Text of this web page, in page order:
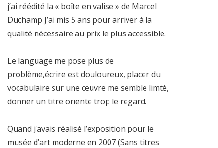
j’ai réédité la « boîte en valise » de Marcel
Duchamp J’ai mis 5 ans pour arriver à la
qualité nécessaire au prix le plus accessible.
Le language me pose plus de
problème,écrire est douloureux, placer du
vocabulaire sur une œuvre me semble limté,
donner un titre oriente trop le regard.
Quand j’avais réalisé l’exposition pour le
musée d’art moderne en 2007 (Sans titres